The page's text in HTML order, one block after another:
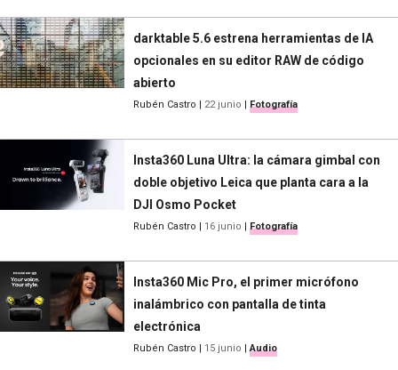
darktable 5.6 estrena herramientas de IA
opcionales en su editor RAW de código
abierto
Rubén Castro 22 junio Fotografía
Insta360 Luna Ultra: la cámara gimbal con
doble objetivo Leica que planta cara a la
DJI Osmo Pocket
Rubén Castro 16 junio Fotografía
Insta360 Mic Pro, el primer micrófono
inalámbrico con pantalla de tinta
electrónica
Rubén Castro 15 junio |Audio